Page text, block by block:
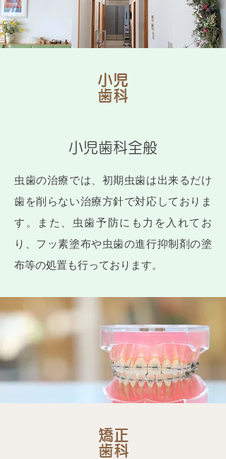
小児
歯科
小児歯科全般
虫歯の治療では、初期虫歯は出来るだけ
歯を削らない治療方針で対応しておりま
す。また、虫歯予防にも力を入れてお
り、フッ素塗布や虫歯の進行抑制剤の塗
布等の処置も行っております。
矯正
歯科